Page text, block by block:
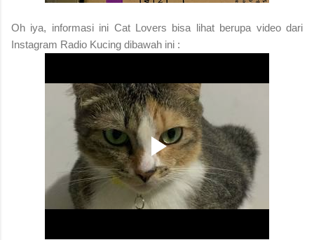
Oh iya, informasi ini Cat Lovers bisa lihat berupa video dari
Instagram Radio Kucing dibawah ini :